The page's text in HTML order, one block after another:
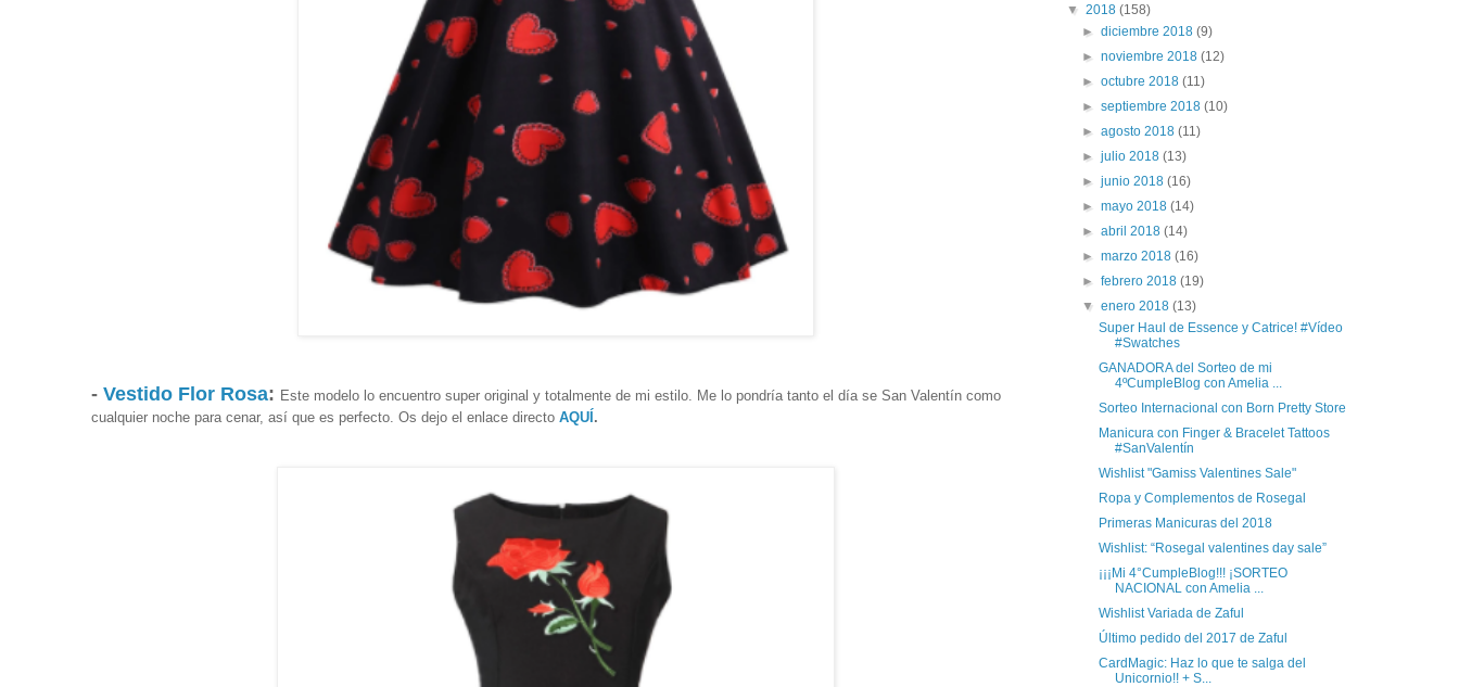
- Vestido Flor Rosa: Este modelo lo encuentro super original y totalmente de mi estilo. Me lo pondría tanto el día se San Valentín como
cualquier noche para cenar, así que es perfecto. Os dejo el enlace directo AQUÍ.
▼ 2018 (158)
►diciembre 2018(9)
►noviembre 2018(12)
►octubre 2018(11)
►septiembre 2018(10)
►agosto 2018(11)
►julio 2018(13)
►junio 2018(16)
►mayo 2018(14)
►abril 2018(14)
►marzo 2018(16)
►febrero 2018(19)
▼enero 2018(13)
Super Haul de Essence y Catrice! #Vídeo
#Swatches
GANADORA del Sorteo de mi
4ºCumpleBlog con Amelia ...
Sorteo Internacional con Born Pretty Store
Manicura con Finger & Bracelet Tattoos
#SanValentín
Wishlist "Gamiss Valentines Sale"
Ropa y Complementos de Rosegal
Primeras Manicuras del 2018
Wishlist: “Rosegal valentines day sale”
¡¡¡Mi 4°CumpleBlog!!! ¡SORTEO
NACIONAL con Amelia ...
Wishlist Variada de Zaful
Último pedido del 2017 de Zaful
CardMagic: Haz lo que te salga del
Unicornio!! + S...